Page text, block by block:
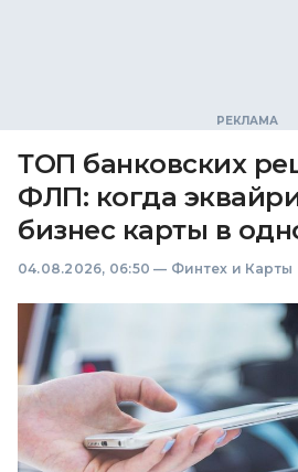
ТОП банковских
ФЛП: когда
бизнес карты в
04.08.2026, 06:50 — Финтех и Карты